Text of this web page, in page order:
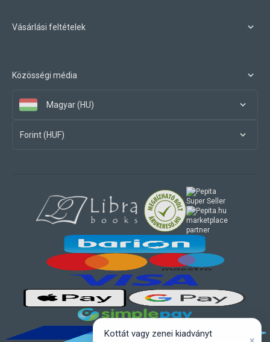
Vásárlási feltételek
Közösségi média
Magyar (HU)
Forint (HUF)
marketplace
partner
Kottát vagy zenei kiadványt